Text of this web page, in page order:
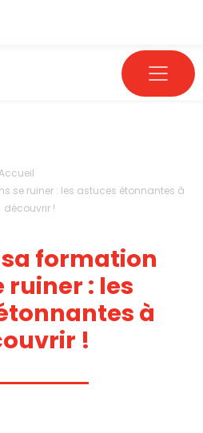
se ruiner : les astuces étonnantes à
découvrir !
formation
ruiner : les
à
!